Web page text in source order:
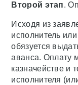
Второй этап.
Исходя из
исполнитель
обязуется
аванса. Оплату
казначействе и
исполнителя